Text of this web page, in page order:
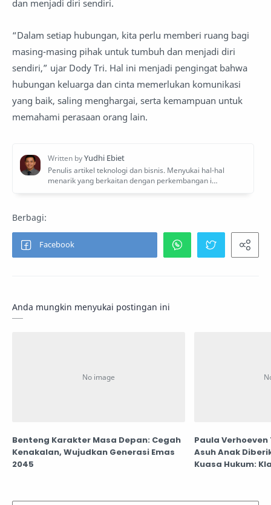
dan menjadi diri sendiri.
“Dalam setiap hubungan, kita perlu memberi ruang bagi
masing-masing pihak untuk tumbuh dan menjadi diri
sendiri,” ujar Dody Tri. Hal ini menjadi pengingat bahwa
hubungan keluarga dan cinta memerlukan komunikasi
yang baik, saling menghargai, serta kemampuan untuk
memahami perasaan orang lain.
Anda mungkin menyukai postingan ini
Benteng Karakter Masa Depan: Cegah
Kenakalan, Wujudkan Generasi Emas
2045
Paula
Asuh Anak
Kuasa Hukum: